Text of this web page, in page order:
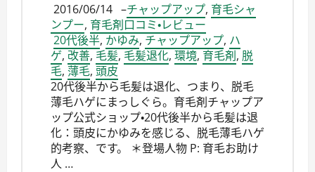
2016/06/14 –チャップアップ, 育毛シャ
ンプー, 育毛剤口コミ・レビュー
20代後半, かゆみ, チャップアップ, ハ
ゲ, 改善, 毛髪, 毛髪退化, 環境, 育毛剤, 脱
毛, 薄毛, 頭皮
20代後半から毛髪は退化、つまり、脱毛
薄毛ハゲにまっしぐら。育毛剤チャップア
ップ公式ショップ・20代後半から毛髪は退
化：頭皮にかゆみを感じる、脱毛薄毛ハゲ
的考察、です。 ＊登場人物 P: 育毛お助け
人 …